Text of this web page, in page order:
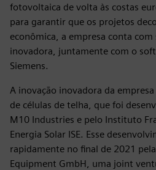
fotovoltaica de volta às costas
para garantir que os projetos
econômica, a empresa conta
inovadora, juntamente com o
Siemens.
A inovação inovadora da
de células de telha, que foi
M10 Industries e pelo Instituto
Energia Solar ISE. Esse
rapidamente no final de 2021
Equipment GmbH, uma joint